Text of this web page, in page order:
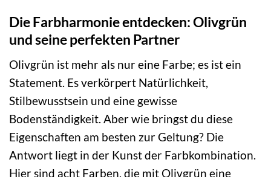
Die Farbharmonie entdecken: Olivgrün
und seine perfekten Partner
Olivgrün ist mehr als nur eine Farbe; es ist ein
Statement. Es verkörpert Natürlichkeit,
Stilbewusstsein und eine gewisse
Bodenständigkeit. Aber wie bringst du diese
Eigenschaften am besten zur Geltung? Die
Antwort liegt in der Kunst der Farbkombination.
Hier sind acht Farben, die mit Olivgrün eine